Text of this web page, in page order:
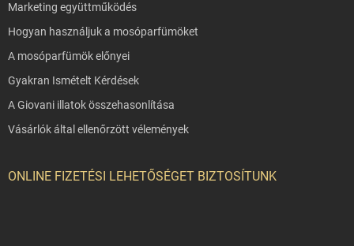
Marketing együttműködés
Hogyan használjuk a mosóparfümöket
A mosóparfümök előnyei
Gyakran Ismételt Kérdések
A Giovani illatok összehasonlítása
Vásárlók által ellenőrzött vélemények
ONLINE FIZETÉSI LEHETŐSÉGET BIZTOSÍTUNK